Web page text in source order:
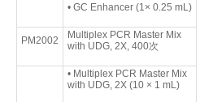
• GC Enhancer (1× 0.25 mL)
PM2002
Multiplex PCR Master Mix
with UDG, 2X, 400次
• Multiplex PCR Master Mix
with UDG, 2X (10 × 1 mL)